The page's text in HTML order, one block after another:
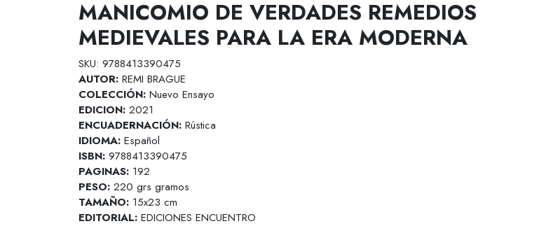
MANICOMIO DE VERDADES REMEDIOS
MEDIEVALES PARA LA ERA MODERNA
SKU: 9788413390475
AUTOR: REMI BRAGUE
COLECCIÓN: Nuevo Ensayo
EDICION: 2021
ENCUADERNACIÓN: Rústica
IDIOMA: Español
ISBN: 9788413390475
PAGINAS: 192
PESO: 220 grs gramos
TAMAÑO: 15x23 cm
EDITORIAL: EDICIONES ENCUENTRO